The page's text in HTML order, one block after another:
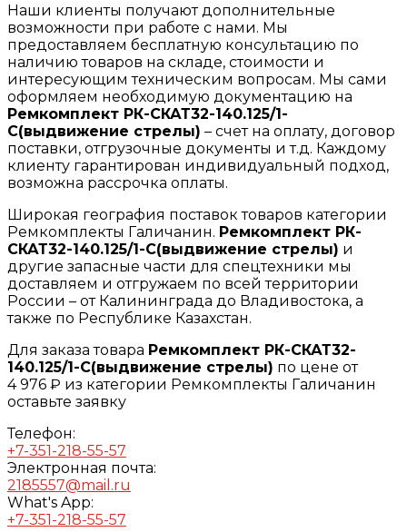
Наши клиенты получают дополнительные
возможности при работе с нами. Мы
предоставляем бесплатную консультацию по
наличию товаров на складе, стоимости и
интересующим техническим вопросам. Мы сами
оформляем необходимую документацию на
Ремкомплект РК-СКАТ32-140.125/1-
С(выдвижение стрелы) – счет на оплату, договор
поставки, отгрузочные документы и т.д. Каждому
клиенту гарантирован индивидуальный подход,
возможна рассрочка оплаты.
Широкая география поставок товаров категории
Ремкомплекты Галичанин. Ремкомплект РК-
СКАТ32-140.125/1-С(выдвижение стрелы) и
другие запасные части для спецтехники мы
доставляем и отгружаем по всей территории
России – от Калининграда до Владивостока, а
также по Республике Казахстан.
Для заказа товара Ремкомплект РК-СКАТ32-
140.125/1-С(выдвижение стрелы) по цене от
4 976 ₽ из категории Ремкомплекты Галичанин
оставьте заявку
Телефон:
+7-351-218-55-57
Электронная почта:
2185557@mail.ru
What's App:
+7-351-218-55-57